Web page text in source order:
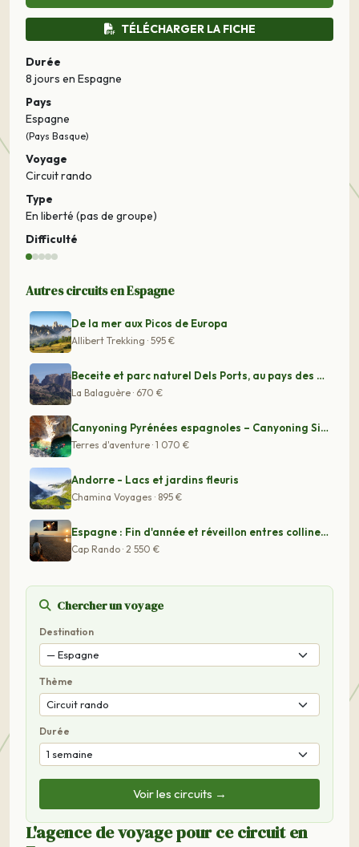
TÉLÉCHARGER LA FICHE
Durée
8 jours en Espagne
Pays
Espagne
(Pays Basque)
Voyage
Circuit rando
Type
En liberté (pas de groupe)
Difficulté
Autres circuits en Espagne
De la mer aux Picos de Europa
Allibert Trekking · 595 €
Beceite et parc naturel Dels Ports, au pays des bouquet
La Balaguère · 670 €
Canyoning Pyrénées espagnoles – Canyoning Sierra de Gua
Terres d'aventure · 1 070 €
Andorre - Lacs et jardins fleuris
Chamina Voyages · 895 €
Espagne : Fin d'année et réveillon entres collines de C
Cap Rando · 2 550 €
Chercher un voyage
Destination
Thème
Durée
Voir les circuits →
L'agence de voyage pour ce circuit en